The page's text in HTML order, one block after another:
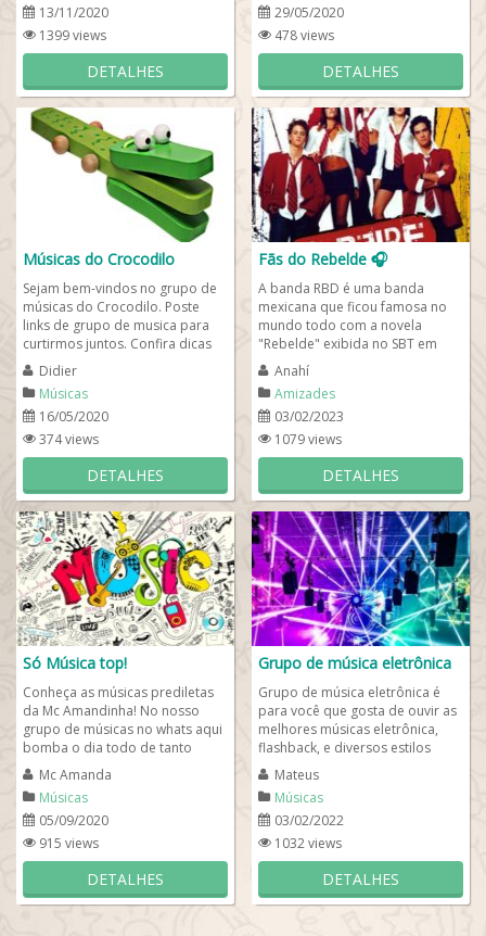
13/11/2020
1399 views
DETALHES
29/05/2020
478 views
DETALHES
Músicas do Crocodilo
Sejam bem-vindos no grupo de
músicas do Crocodilo. Poste
links de grupo de musica para
curtirmos juntos. Confira dicas
de link de grupos de musicas
sertanejas,...
Didier
Músicas
16/05/2020
374 views
DETALHES
Fãs do Rebelde 🎧
A banda RBD é uma banda
mexicana que ficou famosa no
mundo todo com a novela
"Rebelde" exibida no SBT em
2005. Conquistou crianças,
adolescentes e adultos em...
Anahí
Amizades
03/02/2023
1079 views
DETALHES
Só Música top!
Conheça as músicas prediletas
da Mc Amandinha! No nosso
grupo de músicas no whats aqui
bomba o dia todo de tanto
conteúdo legal. Todas as
melhores músicas...
Mc Amanda
Músicas
05/09/2020
915 views
DETALHES
Grupo de música eletrônica
Grupo de música eletrônica é
para você que gosta de ouvir as
melhores músicas eletrônica,
flashback, e diversos estilos
musicais, dentre eles o Kpop !...
Mateus
Músicas
03/02/2022
1032 views
DETALHES